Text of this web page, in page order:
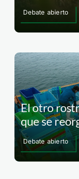
Debate abierto
El otro
que se
Debate abierto